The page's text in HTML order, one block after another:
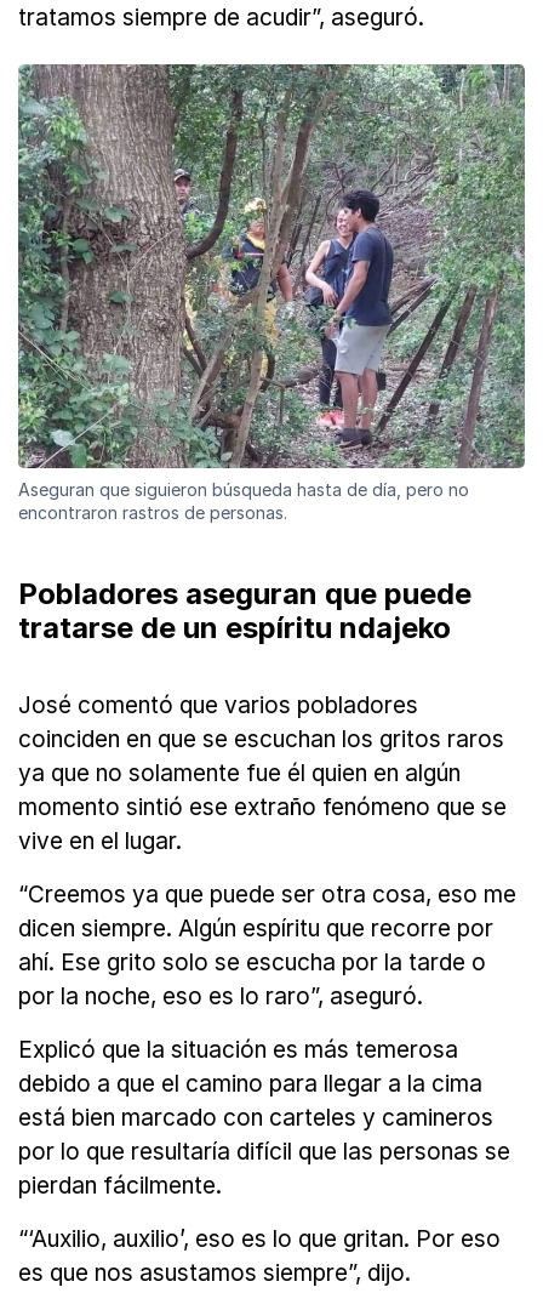
tratamos siempre de acudir”, aseguró.
Aseguran que siguieron búsqueda hasta de día, pero no
encontraron rastros de personas.
Pobladores aseguran que puede
tratarse de un espíritu ndajeko
José comentó que varios pobladores
coinciden en que se escuchan los gritos raros
ya que no solamente fue él quien en algún
momento sintió ese extraño fenómeno que se
vive en el lugar.
“Creemos ya que puede ser otra cosa, eso me
dicen siempre. Algún espíritu que recorre por
ahí. Ese grito solo se escucha por la tarde o
por la noche, eso es lo raro”, aseguró.
Explicó que la situación es más temerosa
debido a que el camino para llegar a la cima
está bien marcado con carteles y camineros
por lo que resultaría difícil que las personas se
pierdan fácilmente.
“‘Auxilio, auxilio’, eso es lo que gritan. Por eso
es que nos asustamos siempre”, dijo.